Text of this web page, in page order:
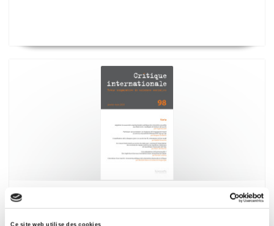
Ce site web utilise des cookies
Critique internationale 98, janvier-mars 2023